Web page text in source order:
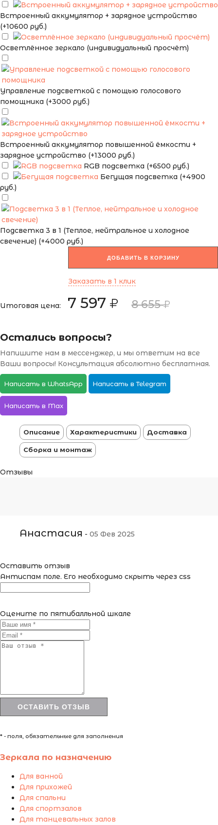
Встроенный аккумулятор + зарядное устройство
(+10600 руб.)
Осветлённое зеркало (индивидуальный просчёт)
Управление подсветкой с помощью голосового
помощника (+3000 руб.)
Встроенный аккумулятор повышенной ёмкости +
зарядное устройство (+13000 руб.)
RGB подсветка (+6500 руб.)
Бегущая подсветка (+4900
руб.)
Подсветка 3 в 1 (Теплое, нейтральное и холодное
свечение) (+4000 руб.)
ДОБАВИТЬ В КОРЗИНУ
Заказать в 1 клик
Итоговая цена: 7 597 8 655
Остались вопросы?
Напишите нам в мессенджер, и мы ответим на все
Ваши вопросы! Консультация абсолютно бесплатная.
Написать в WhatsApp Написать в Telegram
Написать в Max
Описание Характеристики Доставка
Сборка и монтаж
Отзывы
Анастасия - 05 Фев 2025
Оставить отзыв
Антиспам поле. Его необходимо скрыть через css
Оцените по пятибалльной шкале
* - поля, обязательные для заполнения
Зеркала по назначению
Для ванной
Для прихожей
Для спальни
Для спортзалов
Для танцевальных залов